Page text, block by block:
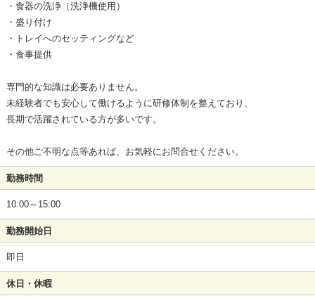
・食器の洗浄（洗浄機使用）
・盛り付け
・トレイへのセッティングなど
・食事提供
専門的な知識は必要ありません。
未経験者でも安心して働けるように研修体制を整えており、
長期で活躍されている方が多いです。
その他ご不明な点等あれば、お気軽にお問合せください。
勤務時間
10:00～15:00
勤務開始日
即日
休日・休暇